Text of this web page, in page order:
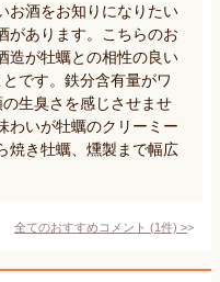
お酒をお知りになりたい
があります。こちらのお
造が牡蠣との相性の良い
です。鉄分含有量がワ
生臭さを感じさせませ
わいが牡蠣のクリーミー
焼き牡蠣、燻製まで幅広
全てのおすすめコメント (1件) >